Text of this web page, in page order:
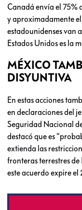
Canadá envía el 75%
y aproximadamente
estadounidenses van
Estados Unidos es la
MÉXICO
DISYUNTIVA
En estas acciones
en declaraciones del
Seguridad Nacional
destacó que es
extienda las
fronteras terrestres
este acuerdo expire el